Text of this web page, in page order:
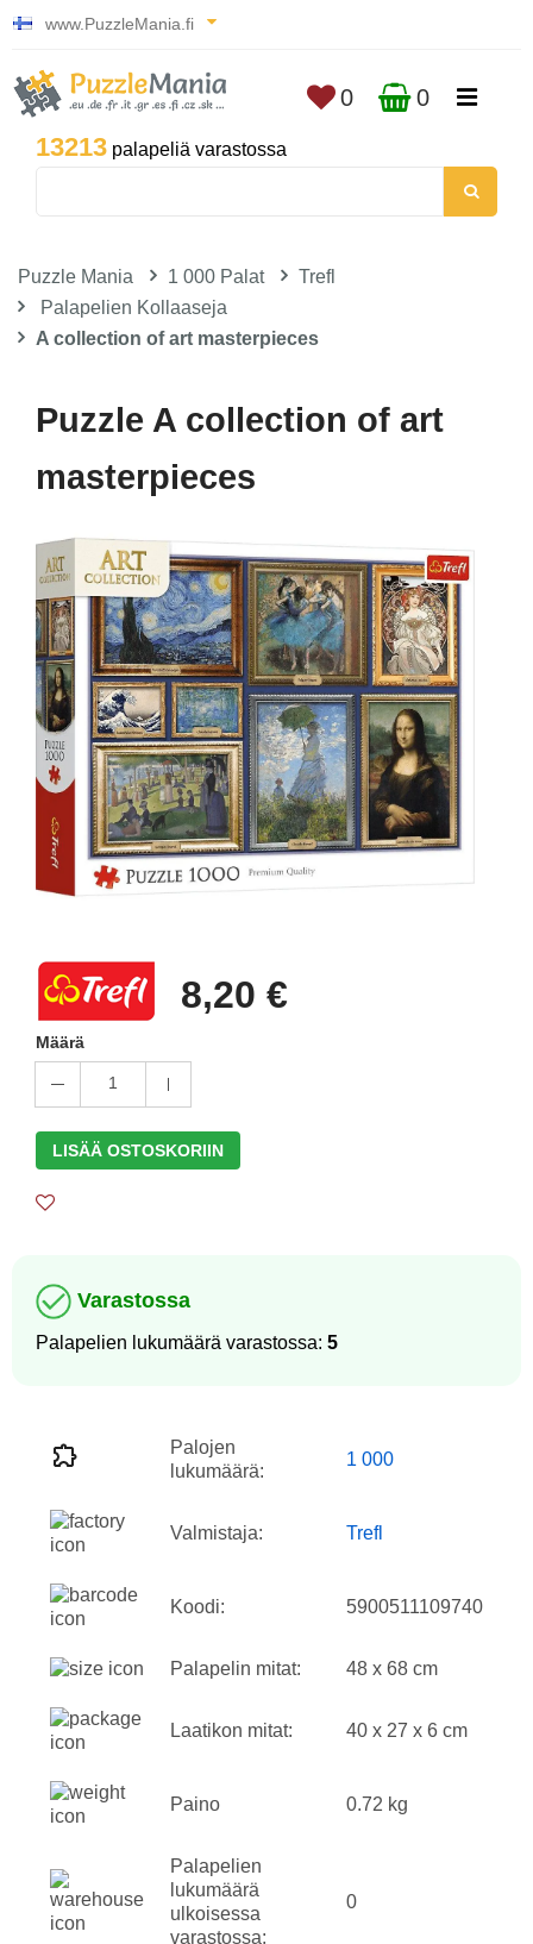
www.PuzzleMania.fi
13213 palapeliä varastossa
0 0
Puzzle Mania 1 000 Palat
Trefl
Palapelien Kollaaseja
A collection of art masterpieces
Puzzle A collection of art
masterpieces
8,20 €
Määrä
1
LISÄÄ OSTOSKORIIN
Varastossa
Palapelien lukumäärä varastossa: 5
Palojen
lukumäärä:
1 000
Valmistaja: Trefl
Koodi: 5900511109740
Palapelin mitat: 48 x 68 cm
Laatikon mitat: 40 x 27 x 6 cm
Paino 0.72 kg
Palapelien
lukumäärä
ulkoisessa
varastossa:
0